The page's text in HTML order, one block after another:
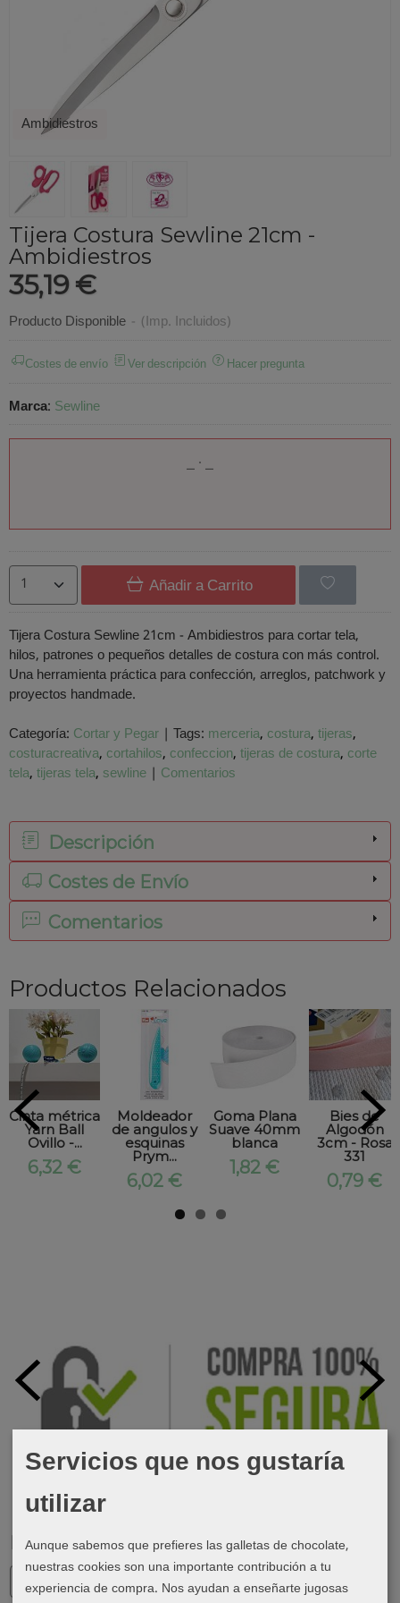
Marcas
Ambidiestros
Tijera Costura Sewline 21cm -
Ambidiestros
35,19 €
Producto Disponible - (Imp. Incluidos)
Costes de envío Ver descripción Hacer pregunta
Marca: Sewline
Añadir a Carrito
Tijera Costura Sewline 21cm - Ambidiestros para cortar tela,
hilos, patrones o pequeños detalles de costura con más control.
Una herramienta práctica para confección, arreglos, patchwork y
proyectos handmade.
Categoría: Cortar y Pegar | Tags: merceria costura tijeras
costuracreativa cortahilos confeccion tijeras de costura corte
tela tijeras tela sewline | Comentarios
Descripción
Costes de Envío
Comentarios
Productos Relacionados
Cinta métrica
Yarn Ball
Ovillo -...
6,32 €
Moldeador
de angulos y
esquinas
Prym...
6,02 €
Goma Plana
Suave 40mm
blanca
1,82 €
Bies de
Algodón
3cm - Rosa
331
0,79 €
Servicios que nos gustaría
utilizar
Aunque sabemos que prefieres las galletas de chocolate,
nuestras cookies son una importante contribución a tu
experiencia de compra. Nos ayudan a enseñarte jugosas